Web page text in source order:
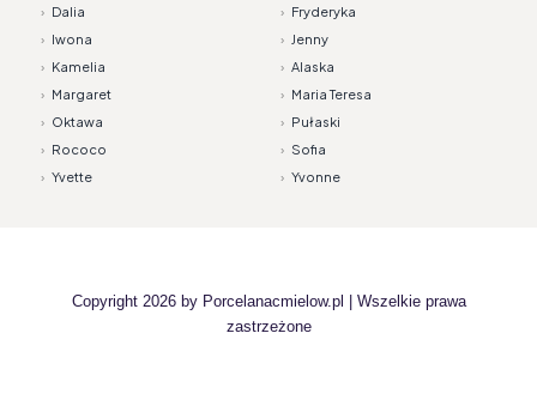
› Dalia › Fryderyka
› Iwona › Jenny
› Kamelia › Alaska
› Margaret › Maria Teresa
› Oktawa › Pułaski
› Rococo › Sofia
› Yvette › Yvonne
Copyright 2026 by Porcelanacmielow.pl
| Wszelkie prawa
zastrzeżone